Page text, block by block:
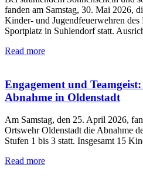
fanden am Samstag, 30. Mai 2026,
Kinder- und Jugendfeuerwehren
Sportplatz in Suhlendorf statt.
Read more
Engagement und
Abnahme in Oldenstadt
Am Samstag, den 25. April 2026,
Ortswehr Oldenstadt die Abnahme
Stufen 1 bis 3 statt. Insgesamt 15
Read more